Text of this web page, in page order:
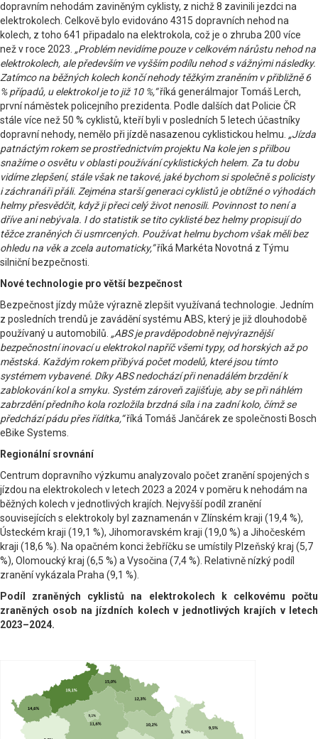
dopravním nehodám zaviněným cyklisty, z nichž 8 zavinili jezdci na
elektrokolech. Celkově bylo evidováno 4315 dopravních nehod na
kolech, z toho 641 připadalo na elektrokola, což je o zhruba 200 více
než v roce 2023. „Problém nevidíme pouze v celkovém nárůstu nehod na
elektrokolech, ale především ve vyšším podílu nehod s vážnými následky.
Zatímco na běžných kolech končí nehody těžkým zraněním v přibližně 6
% případů, u elektrokol je to již 10 %,“říká generálmajor Tomáš Lerch,
první náměstek policejního prezidenta. Podle dalších dat Policie ČR
stále více než 50 % cyklistů, kteří byli v posledních 5 letech účastníky
dopravní nehody, nemělo při jízdě nasazenou cyklistickou helmu. „Jízda
patnáctým rokem se prostřednictvím projektu Na kole jen s přilbou
snažíme o osvětu v oblasti používání cyklistických helem. Za tu dobu
vidíme zlepšení, stále však ne takové, jaké bychom si společně s policisty
i záchranáři přáli. Zejména starší generaci cyklistů je obtížné o výhodách
helmy přesvědčit, když ji přeci celý život nenosili. Povinnost to není a
dříve ani nebývala. I do statistik se tito cyklisté bez helmy propisují do
těžce zraněných či usmrcených. Používat helmu bychom však měli bez
ohledu na věk a zcela automaticky,”říká Markéta Novotná z Týmu
silniční bezpečnosti.
Nové technologie pro větší bezpečnost
Bezpečnost jízdy může výrazně zlepšit využívaná technologie. Jedním
z posledních trendů je zavádění systému ABS, který je již dlouhodobě
používaný u automobilů. „ABS je pravděpodobně nejvýraznější
bezpečnostní inovací u elektrokol napříč všemi typy, od horských až po
městská. Každým rokem přibývá počet modelů, které jsou tímto
systémem vybavené. Díky ABS nedochází při nenadálém brzdění k
zablokování kol a smyku. Systém zároveň zajišťuje, aby se při náhlém
zabrzdění předního kola rozložila brzdná síla i na zadní kolo, čímž se
předchází pádu přes řídítka,“říká Tomáš Jančárek ze společnosti Bosch
eBike Systems.
Regionální srovnání
Centrum dopravního výzkumu analyzovalo počet zranění spojených s
jízdou na elektrokolech v letech 2023 a 2024 v poměru k nehodám na
běžných kolech v jednotlivých krajích. Nejvyšší podíl zranění
souvisejících s elektrokoly byl zaznamenán v Zlínském kraji (19,4 %),
Ústeckém kraji (19,1 %), Jihomoravském kraji (19,0 %) a Jihočeském
kraji (18,6 %). Na opačném konci žebříčku se umístily Plzeňský kraj (5,7
%), Olomoucký kraj (6,5 %) a Vysočina (7,4 %). Relativně nízký podíl
zranění vykázala Praha (9,1 %).
Podíl zraněných cyklistů na elektrokolech k celkovému počtu
zraněných osob na jízdních kolech v jednotlivých krajích v letech
2023–2024.